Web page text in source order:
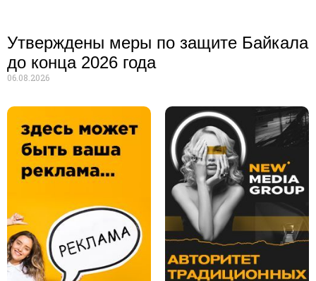
Утверждены меры по защите Байкала
до конца 2026 года
06.08.2026